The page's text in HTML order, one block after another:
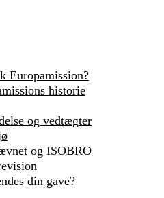
Europamission?
historie
og vedtægter
og ISOBRO
din gave?